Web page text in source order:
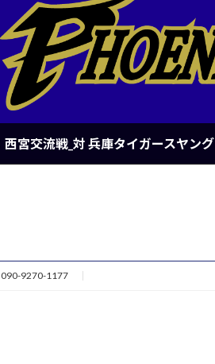
西宮交流戦_対 兵庫タイガースヤング
090-9270-1177